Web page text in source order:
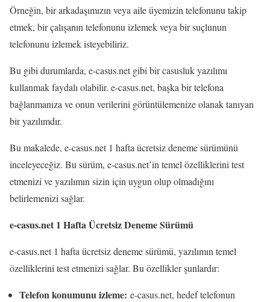
Örneğin, bir arkadaşımızın veya aile üyemizin telefonunu takip
etmek, bir çalışanın telefonunu izlemek veya bir suçlunun
telefonunu izlemek isteyebiliriz.
Bu gibi durumlarda, e-casus.net gibi bir casusluk yazılımı
kullanmak faydalı olabilir. e-casus.net, başka bir telefona
bağlanmanıza ve onun verilerini görüntülemenize olanak tanıyan
bir yazılımdır.
Bu makalede, e-casus.net 1 hafta ücretsiz deneme sürümünü
inceleyeceğiz. Bu sürüm, e-casus.net’in temel özelliklerini test
etmenizi ve yazılımın sizin için uygun olup olmadığını
belirlemenizi sağlar.
e-casus.net 1 Hafta Ücretsiz Deneme Sürümü
e-casus.net 1 hafta ücretsiz deneme sürümü, yazılımın temel
özelliklerini test etmenizi sağlar. Bu özellikler şunlardır:
Telefon konumunu izleme: e-casus.net, hedef telefonun